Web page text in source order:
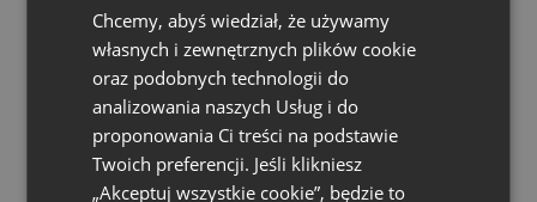
podobnej tematyce osiągnęło niemal identyczny
rezultat – ponad 157 tysięcy złotych. To
potwierdza, że dobrze przygotowany produkt
może przynosić powtarzalne, wysokie przychody.
FRENCH
RUSSIAN
SPANISH
Chcemy, abyś wiedział, że używamy
własnych i zewnętrznych plików cookie
oraz podobnych technologii do
analizowania naszych Usług i do
proponowania Ci treści na podstawie
Twoich preferencji. Jeśli klikniesz
„Akceptuj wszystkie cookie”, będzie to